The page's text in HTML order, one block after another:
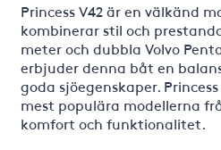
Princess V42 är en välkänd
kombinerar stil och
meter och dubbla Volvo
erbjuder denna båt en
goda sjöegenskaper.
mest populära modellerna
komfort och funktionalitet.